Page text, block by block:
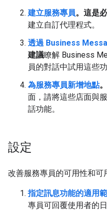
建立服務專員。這是
建立自訂代理程式。
透過 Business
建議瞭解 Business
員的對話中試用這些功
為服務專員新增地點
面，請將這些店面與
話功能。
設定
改善服務專員的可用性和可
指定訊息功能的適用
專員可回覆使用者的日